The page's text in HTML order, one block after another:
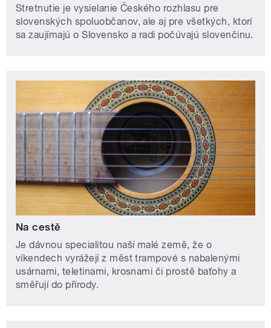
Stretnutie je vysielanie Českého rozhlasu pre
slovenských spoluobčanov, ale aj pre všetkých, ktorí
sa zaujímajú o Slovensko a radi počúvajú slovenčinu.
Na cestě
Je dávnou specialitou naší malé země, že o
víkendech vyrážejí z měst trampové s nabalenými
usárnami, teletinami, krosnami či prostě baťohy a
směřují do přírody.